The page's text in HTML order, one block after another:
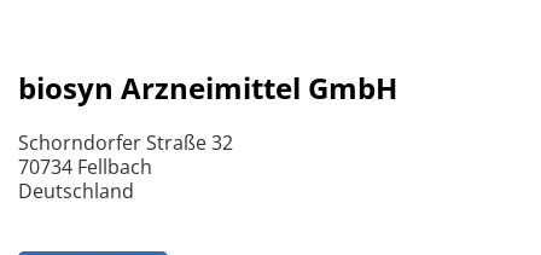
biosyn Arzneimittel GmbH
Schorndorfer Straße 32
70734 Fellbach
Deutschland